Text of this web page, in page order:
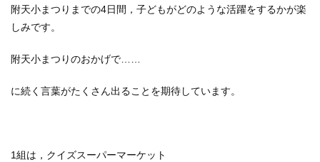
附天小まつりまでの4日間，子どもがどのような活躍をするかが楽
しみです。
附天小まつりのおかげで……
に続く言葉がたくさん出ることを期待しています。
1組は，クイズスーパーマーケット